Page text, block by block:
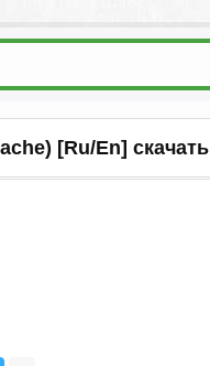
[Ru/En]